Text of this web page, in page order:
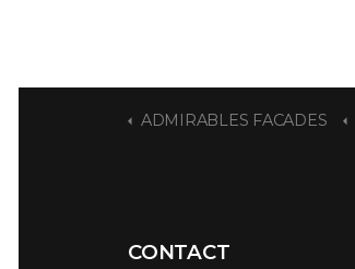
ADMIRABLES FACADES
CONTACT